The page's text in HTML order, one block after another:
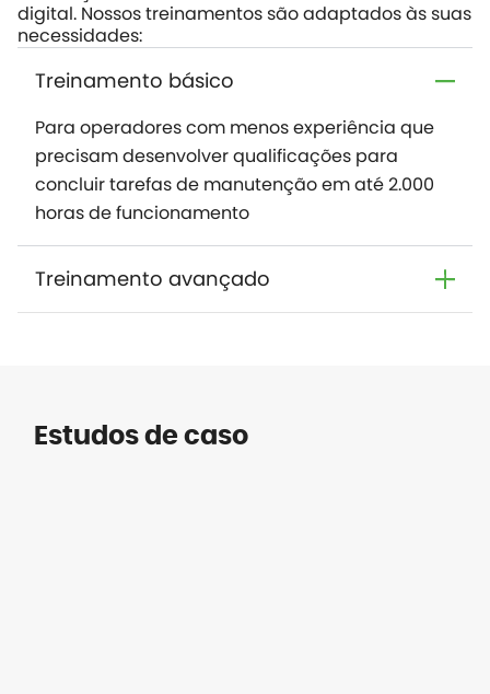
digital. Nossos treinamentos são adaptados às suas
necessidades:
Treinamento básico
Para operadores com menos experiência que
precisam desenvolver qualificações para
concluir tarefas de manutenção em até 2.000
horas de funcionamento
Treinamento avançado
Estudos de caso